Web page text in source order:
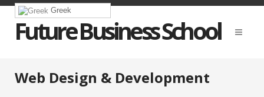
Greek
Future Business School
Web Design & Development